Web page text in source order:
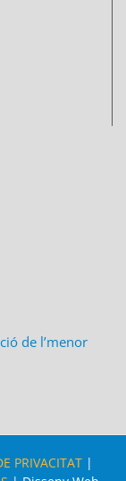
de l’menor
PRIVACITAT |